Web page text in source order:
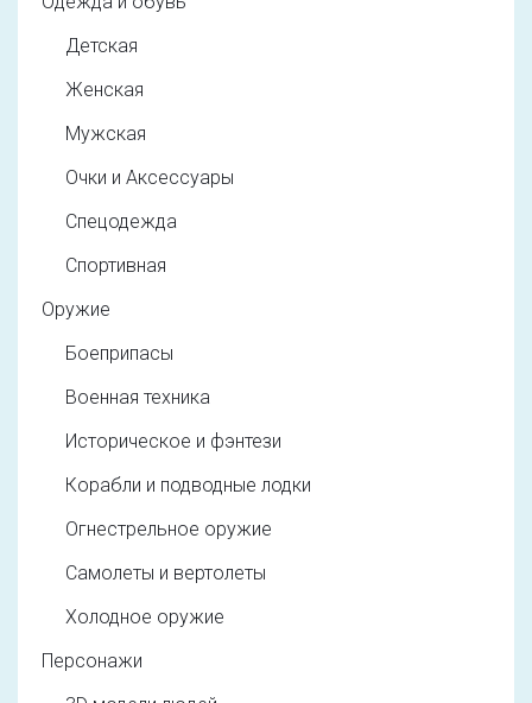
Детская
Женская
Мужская
Очки и Аксессуары
Спецодежда
Спортивная
Оружие
Боеприпасы
Военная техника
Историческое и фэнтези
Корабли и подводные лодки
Огнестрельное оружие
Самолеты и вертолеты
Холодное оружие
Персонажи